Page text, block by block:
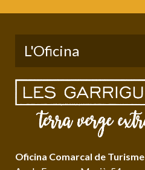
L'Oficina
Oficina Comarcal de Turisme